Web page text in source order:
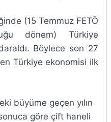
(15 Temmuz FETÖ
dönem) Türkiye
Böylece son 27
Türkiye ekonomisi ilk
büyüme geçen yılın
göre çift haneli